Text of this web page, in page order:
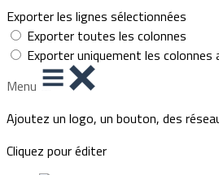
Exporter les lignes sélectionnées
Exporter toutes les colonnes
Exporter uniquement les colonnes
Menu
Ajoutez un logo, un bouton, des
Cliquez pour éditer